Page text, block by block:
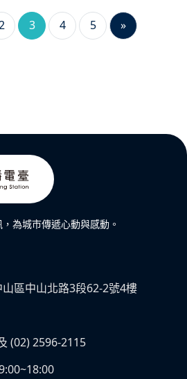
3 4 5 »
為城市傳遞心動與感動。
區中山北路3段62-2號4樓
(02) 2596-2115